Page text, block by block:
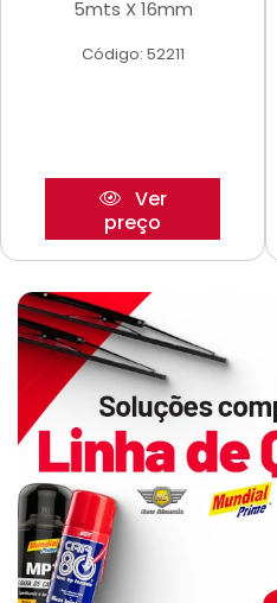
5mts X 16mm
Código: 52211
Ver
preço